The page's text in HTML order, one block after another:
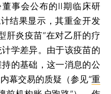
事会公布的II期临床研
结果显示，其重金开发
肝炎疫苗”在对乙肝的疗
学差异。由于该疫苗的
的基础，这一消息的公
幕交易的质疑（参见“重